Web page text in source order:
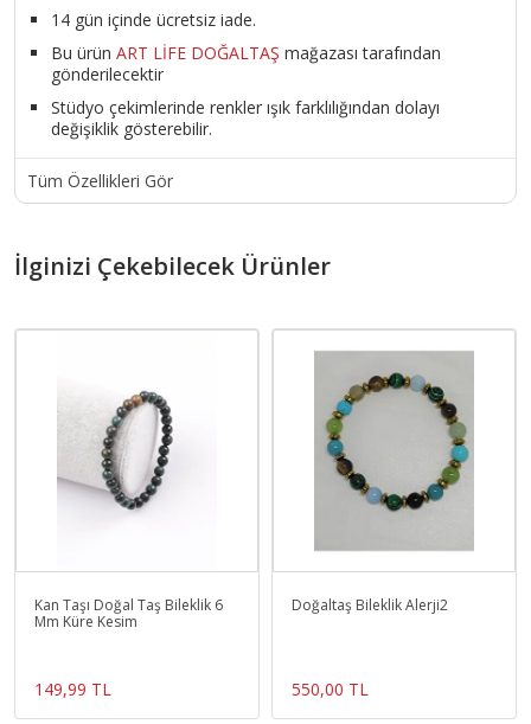
14 gün içinde ücretsiz iade.
Bu ürün ART LİFE DOĞALTAŞ mağazası tarafından
gönderilecektir
Stüdyo çekimlerinde renkler ışık farklılığından dolayı
değişiklik gösterebilir.
Tüm Özellikleri Gör
İlginizi Çekebilecek Ürünler
Kan Taşı Doğal Taş Bileklik 6
Mm Küre Kesim
149,99 TL
Doğaltaş Bileklik Alerji2
550,00 TL